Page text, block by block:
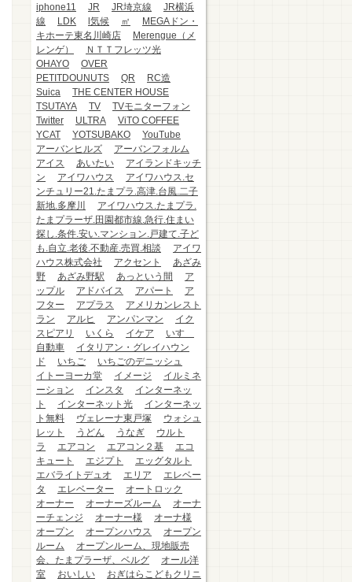
iphone11
JR JR埼京線
JR横浜
線
LDK l気候 ㎡
MEGAドン・
キホーテ東名川崎店
Merengue（メ
レンゲ）
ＮＴＴフレッツ光
OHAYO
OVER
PETITDOUNUTS
QR
RC造
Suica
THE CENTER HOUSE
TSUTAYA
TV
TVモニターフォン
Twitter
ULTRA
ViTO COFFEE
YCAT
YOTSUBAKO
YouTube
アーバンヒルズ
アーバンフォルム
アイス
あいたい
アイランドキッチ
ン
アイワハウス
アイワハウス.セ
ンチュリー21.たまプラ.高津.台風.二子
新地.多摩川
アイワハウス.たまプラ.
たまプラーザ.田園都市線.急行.住まい
探し.条件.安い.マンション.戸建て.子ど
も.自立.老後.不動産.売買.相談
アイワ
ハウス株式会社
アクセント
あざみ
野
あざみ野駅 あっという間
ア
ップル
アドバイス アパート
ア
フター
アプラス
アメリカンレスト
ラン
アルヒ アンパンマン
イク
スピアリ
いくら イケア
いすゞ
自動車
イタリアン・グレイハウン
ド
いちご
いちごのデニッシュ
イトーヨーカ堂
イメージ
イルミネ
ーション
インスタ
インターネッ
ト
インターネット光
インターネッ
ト無料
ヴェレーナ東戸塚
ウォシュ
レット
うどん うなぎ
ウルト
ラ
エアコン エアコン２基
エコ
キュート
エジプト
エッグタルト
エバライトデュオ
エリア
エレベー
タ
エレベーター
オートロック
オーナー
オーナーズルーム
オーナ
ーチェンジ
オーナー様
オーナ様
オープン
オープンハウス
オープン
ルーム
オープンルーム、現地販売
会、たまプラーザ、ベルグ
オール洋
室
おいしい
おぎはらこどもクリニ